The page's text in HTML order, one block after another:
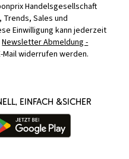
Handelsgesellschaft
Trends, Sales und
Einwilligung kann jederzeit
Newsletter Abmeldung -
Mail widerrufen werden.
EINFACH &SICHER